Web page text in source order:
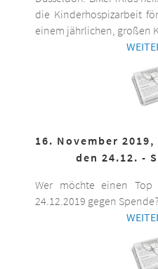
die Kinderhospizarbeit
einem jährlichen, großen
16. November
den 24.12. -
Wer möchte einen Top
24.12.2019 gegen Spende?